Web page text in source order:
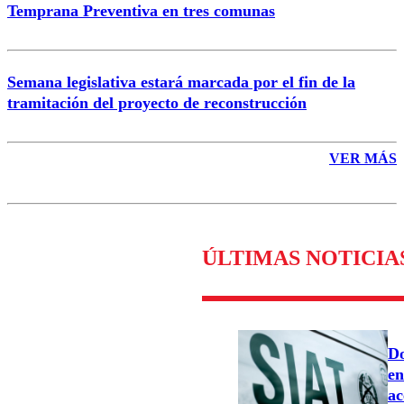
Temprana Preventiva en tres comunas
Semana legislativa estará marcada por el fin de la
tramitación del proyecto de reconstrucción
VER MÁS
ÚLTIMAS